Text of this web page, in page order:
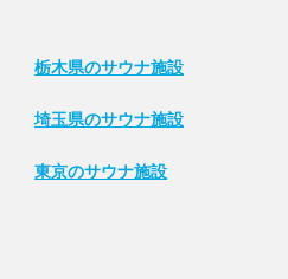
栃木県のサウナ施設
埼玉県のサウナ施設
東京のサウナ施設